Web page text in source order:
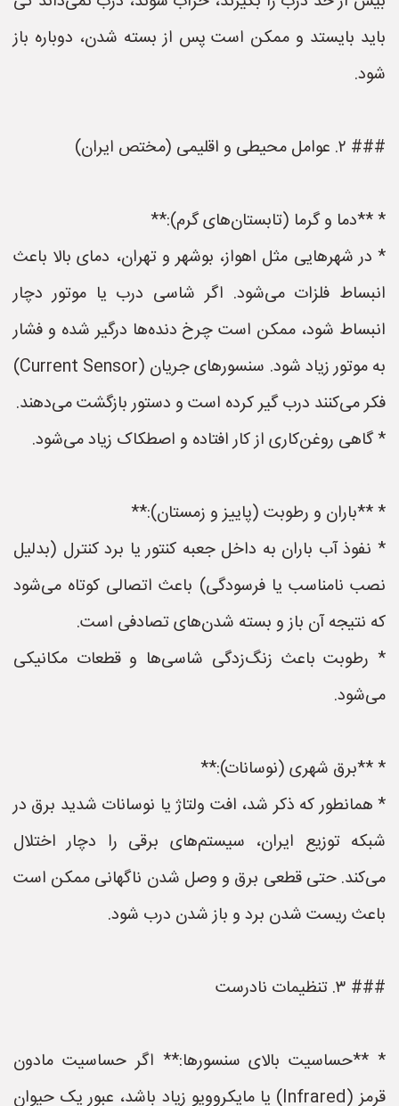
باید بایستد و ممکن است پس از بسته شدن، دوباره باز
شود.
### ۲. عوامل محیطی و اقلیمی (مختص ایران)
* **دما و گرما (تابستان‌های گرم):**
* در شهرهایی مثل اهواز، بوشهر و تهران، دمای بالا باعث
انبساط فلزات می‌شود. اگر شاسی درب یا موتور دچار
انبساط شود، ممکن است چرخ دنده‌ها درگیر شده و فشار
به موتور زیاد شود. سنسورهای جریان (Current Sensor)
فکر می‌کنند درب گیر کرده است و دستور بازگشت می‌دهند.
* گاهی روغن‌کاری از کار افتاده و اصطکاک زیاد می‌شود.
* **باران و رطوبت (پاییز و زمستان):**
* نفوذ آب باران به داخل جعبه کنتور یا برد کنترل (بدلیل
نصب نامناسب یا فرسودگی) باعث اتصالی کوتاه می‌شود
که نتیجه آن باز و بسته شدن‌های تصادفی است.
* رطوبت باعث زنگ‌زدگی شاسی‌ها و قطعات مکانیکی
می‌شود.
* **برق شهری (نوسانات):**
* همانطور که ذکر شد، افت ولتاژ یا نوسانات شدید برق در
شبکه توزیع ایران، سیستم‌های برقی را دچار اختلال
می‌کند. حتی قطعی برق و وصل شدن ناگهانی ممکن است
باعث ریست شدن برد و باز شدن درب شود.
### ۳. تنظیمات نادرست
* **حساسیت بالای سنسورها:** اگر حساسیت مادون
قرمز (Infrared) یا مایکروویو زیاد باشد، عبور یک حیوان